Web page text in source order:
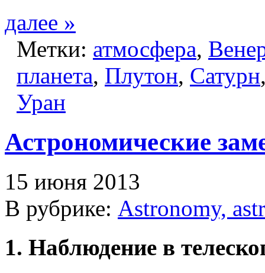
далее »
Метки: атмосфера,
планета, Плутон, Сатурн
Уран
Астрономические
15 июня 2013
В рубрике: Astronomy,
1. Наблюдение в